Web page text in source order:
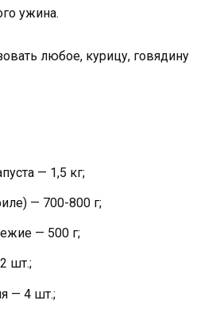
ужина.
любое, курицу, говядину
— 1,5 кг;
— 700-800 г;
— 500 г;
шт.;
— 4 шт.;